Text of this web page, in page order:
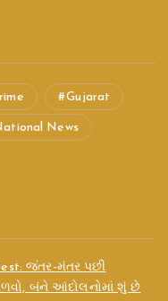
Gujarat
News
જંતર-મંતર પછી
બંને આંદોલનોમાં શું છે